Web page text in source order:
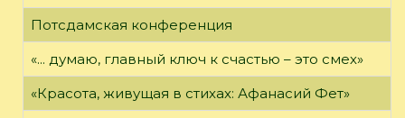
Потсдамская конференция
«... думаю, главный ключ к счастью – это смех»
«Красота, живущая в стихах: Афанасий Фет»